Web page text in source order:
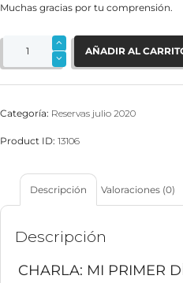
Muchas gracias por tu comprensión.
PAGO.
Charla
Online
Mi
día
o
ADAPTACIÓN
AÑADIR AL
Categoría: Reservas julio 2020
Product ID: 13106
Descripción Valoraciones (0)
Descripción
CHARLA: MI PRIMER